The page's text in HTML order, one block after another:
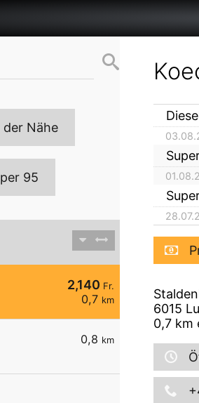
der Nähe
95
2,140 Fr.
0,7 km
0,8 km
6015
0,7km